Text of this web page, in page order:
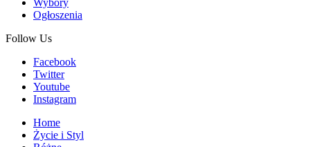
Wybory
Ogłoszenia
Follow Us
Facebook
Twitter
Youtube
Instagram
Home
Życie i Styl